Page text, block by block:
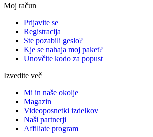
Moj račun
Prijavite se
Registracija
Ste pozabili geslo?
Kje se nahaja moj paket?
Unovčite kodo za popust
Izvedite več
Mi in naše okolje
Magazin
Videoposnetki izdelkov
Naši partnerji
Affiliate program